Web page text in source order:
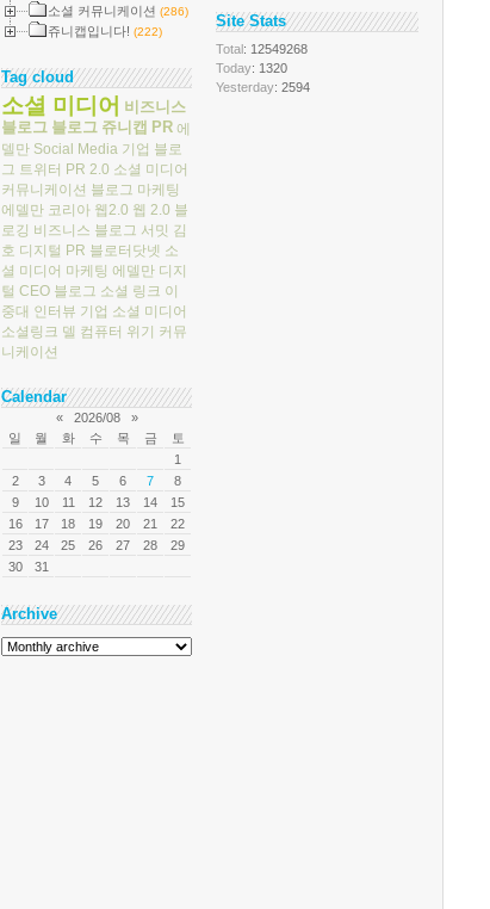
소셜 커뮤니케이션 (286)
쥬니캡입니다! (222)
Tag cloud
소셜 미디어 비즈니스
블로그 블로그 쥬니캡 PR 에
델만 Social Media 기업 블로
그 트위터 PR 2.0 소셜 미디어
커뮤니케이션 블로그 마케팅
에델만 코리아 웹2.0 웹 2.0 블
로깅 비즈니스 블로그 서밋 김
호 디지털 PR 블로터닷넷 소
셜 미디어 마케팅 에델만 디지
털 CEO 블로그 소셜 링크 이
중대 인터뷰 기업 소셜 미디어
소셜링크 델 컴퓨터 위기 커뮤
니케이션
Calendar
« 2026/08
»
일
월 화 수 목 금
토
1
2
3 4 5 6 7
8
9
10 11 12 13 14
15
16
17 18 19 20 21
22
23
24 25 26 27 28
29
30
31
Archive
Site Stats
Total: 12549268
Today: 1320
Yesterday: 2594